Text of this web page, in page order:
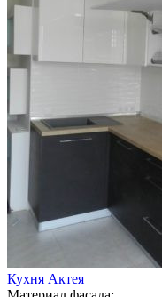
Кухня Актея